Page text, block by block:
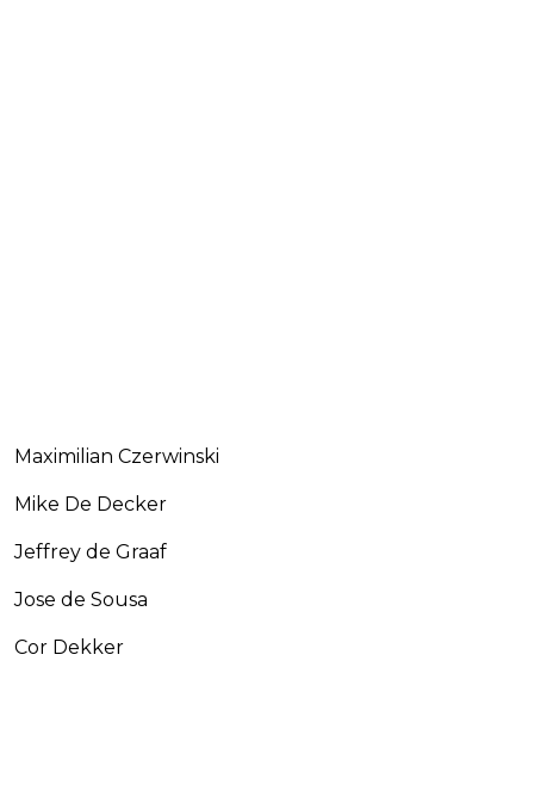
Maximilian Czerwinski
Mike De Decker
Jeffrey de Graaf
Jose de Sousa
Cor Dekker